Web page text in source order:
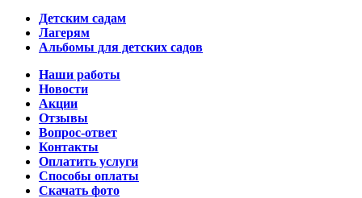
Детским садам
Лагерям
Альбомы для детских садов
Наши работы
Новости
Акции
Отзывы
Вопрос-ответ
Контакты
Оплатить услуги
Способы оплаты
Скачать фото